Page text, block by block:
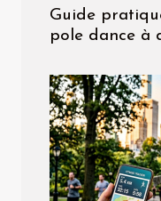
Guide
pole dance à